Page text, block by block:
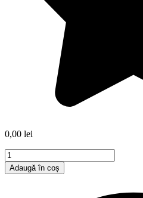
0,00 lei
Cantitate
Zburătăcim
împreună
Adaugă în coș